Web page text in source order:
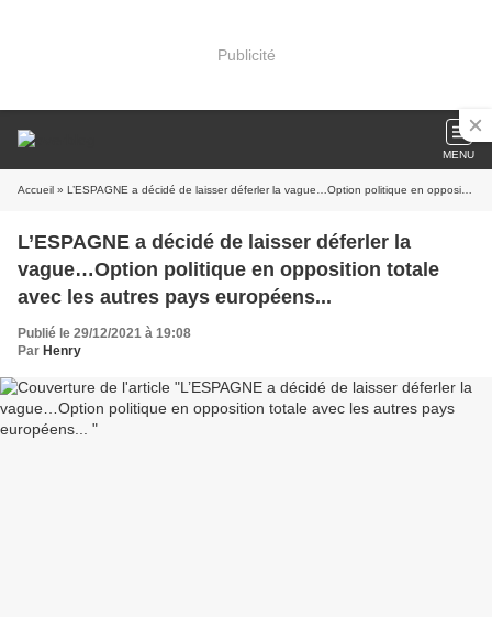
Publicité
MENU
Accueil » L’ESPAGNE a décidé de laisser déferler la vague…Option politique en opposition totale avec les autres pays européens...
L’ESPAGNE a décidé de laisser déferler la
vague…Option politique en opposition totale
avec les autres pays européens...
Publié le 29/12/2021 à 19:08
Par Henry